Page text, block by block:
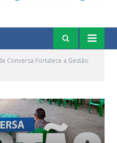
Conversa Fortalece a Gestão